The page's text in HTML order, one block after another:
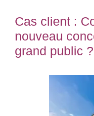
Cas client :
nouveau
grand public ?